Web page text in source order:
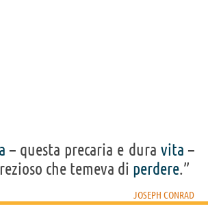
– questa precaria e dura vita –
che temeva di perdere.”
JOSEPH CONRAD